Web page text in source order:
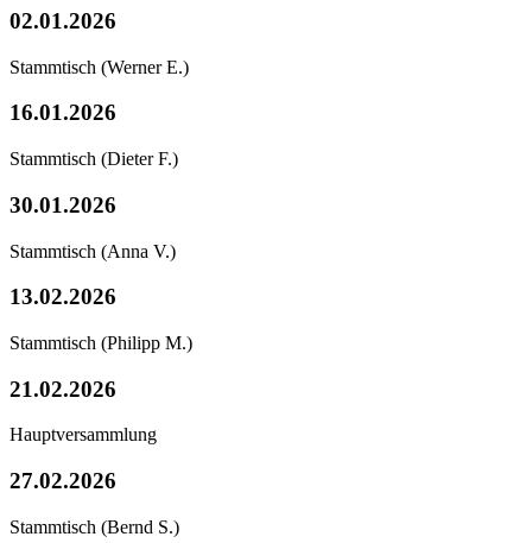
02.01.2026
Stammtisch (Werner E.)
16.01.2026
Stammtisch (Dieter F.)
30.01.2026
Stammtisch (Anna V.)
13.02.2026
Stammtisch (Philipp M.)
21.02.2026
Hauptversammlung
27.02.2026
Stammtisch (Bernd S.)